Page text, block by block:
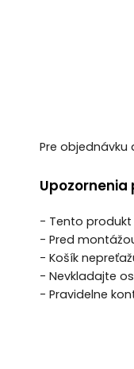
Pre
- Tento produkt
- Pred
- Košík
- Nevkladajte
- Pravidelne